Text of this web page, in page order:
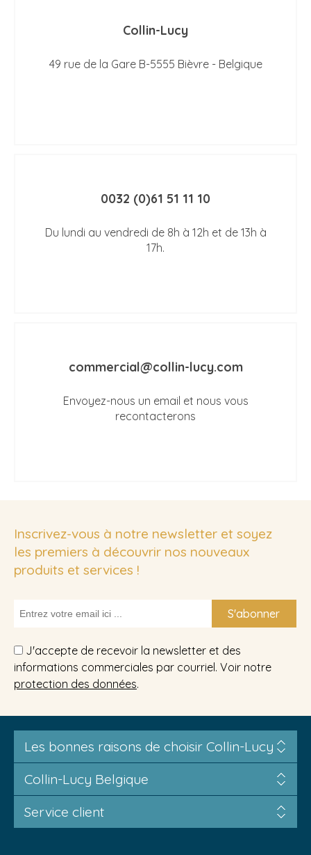
Collin-Lucy
49 rue de la Gare B-5555 Bièvre - Belgique
0032 (0)61 51 11 10
Du lundi au vendredi de 8h à 12h et de 13h à
17h.
commercial@collin-lucy.com
Envoyez-nous un email et nous vous
recontacterons
Inscrivez-vous à notre newsletter et soyez
les premiers à découvrir nos nouveaux
produits et services !
S'abonner
J'accepte de recevoir la newsletter et des
informations commerciales par courriel. Voir notre
protection des données.
Les bonnes raisons de choisir Collin-Lucy
Collin-Lucy Belgique
Service client